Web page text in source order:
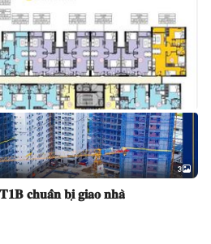
3
𝐜𝐡𝐮𝐚̂̉𝐧 𝐛𝐢̣ 𝐠𝐢𝐚𝐨 𝐧𝐡𝐚̀